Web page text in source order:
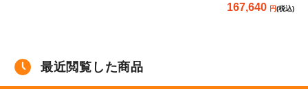
167,640 (税込)
最近閲覧した商品